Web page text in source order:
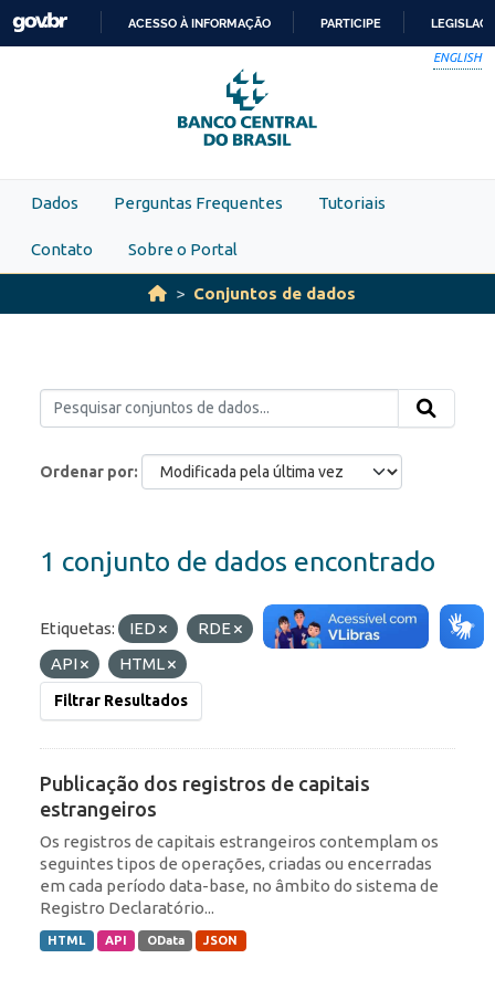
Skip to main content
PARA
O
CONTEÚDO
ACESSO À INFORMAÇÃO PARTICIPE
ENGLISH
Dados Perguntas Frequentes Tutoriais
Contato Sobre o Portal
Conjuntos de dados
Ordenar por
1 conjunto de dados encontrado
Etiquetas: IED RDE Formatos:
JSON
API
HTML
Filtrar Resultados
Publicação dos registros de capitais
estrangeiros
Os registros de capitais estrangeiros contemplam os
seguintes tipos de operações, criadas ou encerradas
em cada período data-base, no âmbito do sistema de
Registro Declaratório...
HTML API OData JSON